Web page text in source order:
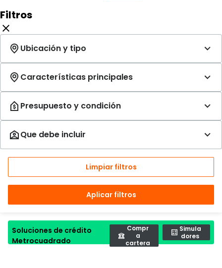
Filtros
Limpiar filtros
Aplicar filtros
Soluciones de crédito
Metrocuadrado
Compr
a
cartera
Simula
dores